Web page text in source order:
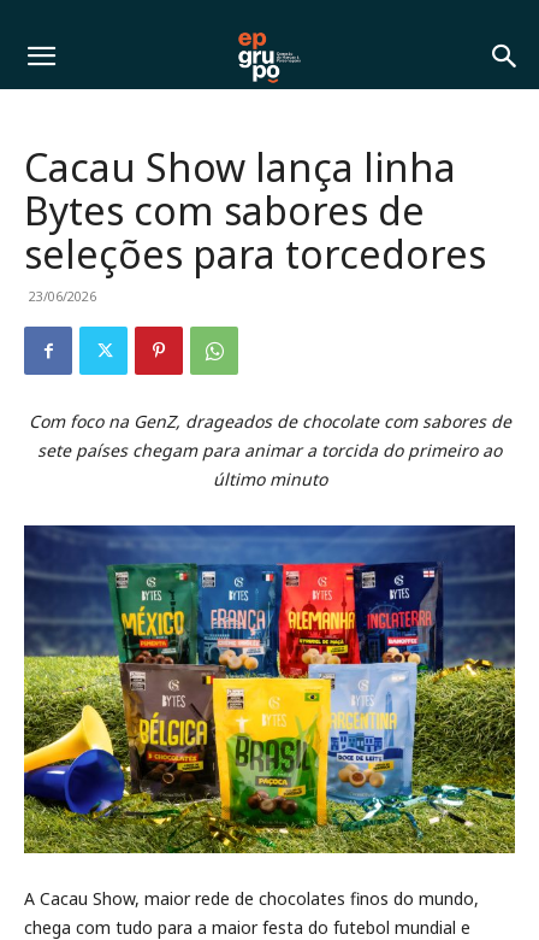
Cacau Show lança linha
Bytes com sabores de
seleções para torcedores
23/06/2026
Com foco na GenZ, drageados de chocolate com sabores de
sete países chegam para animar a torcida do primeiro ao
último minuto
A Cacau Show, maior rede de chocolates finos do mundo,
chega com tudo para a maior festa do futebol mundial e